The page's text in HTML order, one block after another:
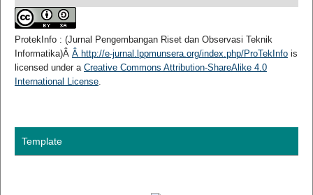
ProtekInfo : (Jurnal Pengembangan Riset dan Observasi Teknik
Informatika)Â Â http://e-jurnal.lppmunsera.org/index.php/ProTekInfois
licensed under a Creative Commons Attribution-ShareAlike 4.0
International License.
Template